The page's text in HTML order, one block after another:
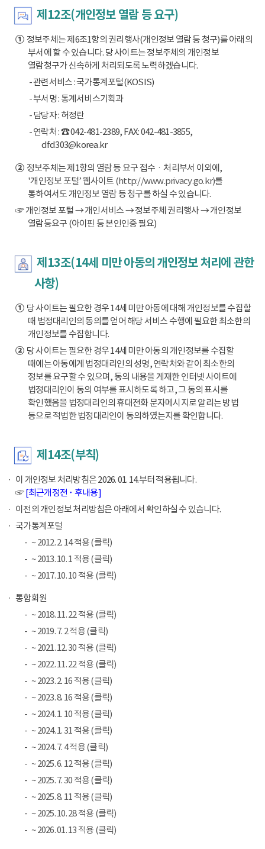
제12조(개인정보 열람 등 요구)
①정보주체는 제6조1항의 권리행사(개인정보 열람 등 청구)를 아래의
부서에 할 수 있습니다. 당 사이트는 정보주체의 개인정보
열람청구가 신속하게 처리되도록 노력하겠습니다.
- 관련서비스 : 국가통계포털(KOSIS)
- 부서명 : 통계서비스기획과
- 담당자 : 허정란
- 연락처 : ☎ 042-481-2389, FAX: 042-481-3855,
dfd303@korea.kr
②정보주체는 제1항의 열람 등 요구 접수ㆍ처리부서 이외에,
'개인정보 포털’ 웹사이트 (http://www.privacy.go.kr)를
통하여서도 개인정보 열람 등 청구를 하실 수 있습니다.
☞ 개인정보 포털 → 개인서비스 → 정보주체 권리행사 → 개인정보
열람등요구 (아이핀 등 본인인증 필요)
제13조(14세 미만 아동의 개인정보 처리에 관한
사항)
①당 사이트는 필요한 경우 14세 미만 아동에 대해 개인정보를 수집할
때 법정대리인의 동의를 얻어 해당 서비스 수행에 필요한 최소한의
개인정보를 수집합니다.
②당 사이트는 필요한 경우 14세 미만 아동의 개인정보를 수집할
때에는 아동에게 법정대리인의 성명, 연락처와 같이 최소한의
정보를 요구할 수 있으며, 동의 내용을 게재한 인터넷 사이트에
법정대리인이 동의 여부를 표시하도록 하고, 그 동의 표시를
확인했음을 법정대리인의 휴대전화 문자메시지로 알리는 방법
등으로 적법한 법정대리인이 동의하였는지를 확인합니다.
제14조(부칙)
이 개인정보 처리방침은 2026. 01. 14.부터 적용됩니다.
☞[최근개정전 ･ 후내용]
이전의 개인정보 처리방침은 아래에서 확인하실 수 있습니다.
국가통계포털
~ 2012. 2. 14 적용 (클릭)
~ 2013. 10. 1 적용 (클릭)
~ 2017. 10. 10 적용 (클릭)
통합회원
~ 2018. 11. 22 적용 (클릭)
~ 2019. 7. 2 적용 (클릭)
~ 2021. 12. 30 적용 (클릭)
~ 2022. 11. 22 적용 (클릭)
~ 2023. 2. 16 적용 (클릭)
~ 2023. 8. 16 적용 (클릭)
~ 2024. 1. 10 적용 (클릭)
~ 2024. 1. 31 적용 (클릭)
~ 2024. 7. 4 적용 (클릭)
~ 2025. 6. 12 적용 (클릭)
~ 2025. 7. 30 적용 (클릭)
~ 2025. 8. 11 적용 (클릭)
~ 2025. 10. 28 적용 (클릭)
~ 2026. 01. 13 적용 (클릭)